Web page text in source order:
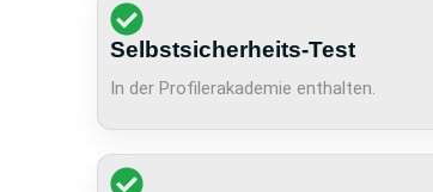
Selbstsicherheits-Test
In der Profilerakademie enthalten.